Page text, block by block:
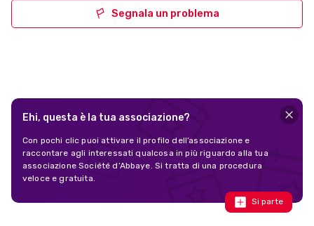
Segnala un problema
Ehi, questa è la tua associazione?
Con pochi clic puoi attivare il profilo dell’associazione e
raccontare agli interessati qualcosa in più riguardo alla tua
associazione Société d’Abbaye. Si tratta di una procedura
veloce e gratuita.
Si parte